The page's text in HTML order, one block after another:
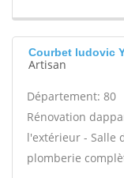
Courbet ludovic
Artisan
Département: 80
Rénovation
l'extérieur - Salle
plomberie